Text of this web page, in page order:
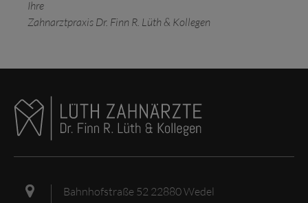
Ihre
Zahnarztpraxis Dr. Finn R. Lüth & Kollegen
Bahnhofstraße 52 22880 Wedel